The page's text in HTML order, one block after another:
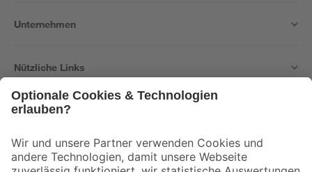
Unternehmen
Nützliche Links
Der toom Newsletter: Keine Angebote und Aktionen mehr verpassen!